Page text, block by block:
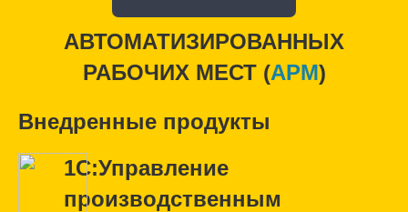
АВТОМАТИЗИРОВАННЫХ
РАБОЧИХ МЕСТ (APM)
Внедренные продукты
1С:Управление
производственным